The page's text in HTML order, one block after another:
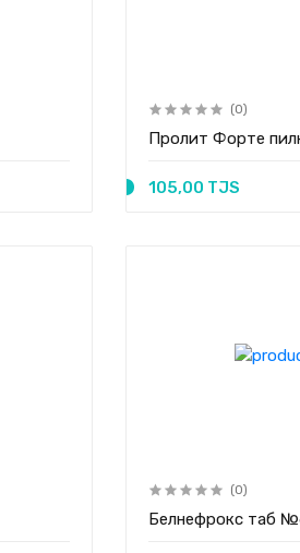
(0)
Пролит Форте
105,00 TJS
(0)
Белнефрокс таб